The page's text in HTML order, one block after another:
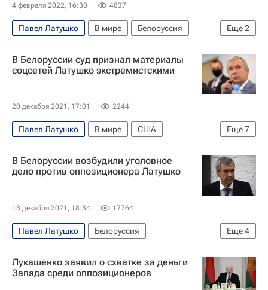
4 февраля 2022, 16:30 4837
Еще2
Павел Латушко В мире
Белоруссия
Александр Лукашенко
КГБ Белоруссии
В Белоруссии суд признал материалы
соцсетей Латушко экстремистскими
20 декабря 2021, 17:01 2244
Еще7
Павел Латушко В мире
США
Белоруссия
Минск Евросоюз
YouTube
Александр Лукашенко
МВД Белоруссии
В Белоруссии возбудили уголовное
дело против оппозиционера Латушко
13 декабря 2021, 18:34 17764
Еще4
Павел Латушко
Белоруссия
Протесты в Белоруссии
В мире
Польша
Генеральная прокуратура Белоруссии
Лукашенко заявил о схватке за деньги
Запада среди оппозиционеров